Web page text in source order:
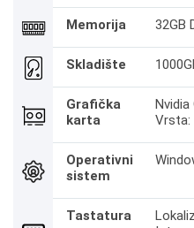
Memorija 32GB
Skladište
Grafička
karta
Nvidia
Vrsta:
Operativni
sistem
Tastatura